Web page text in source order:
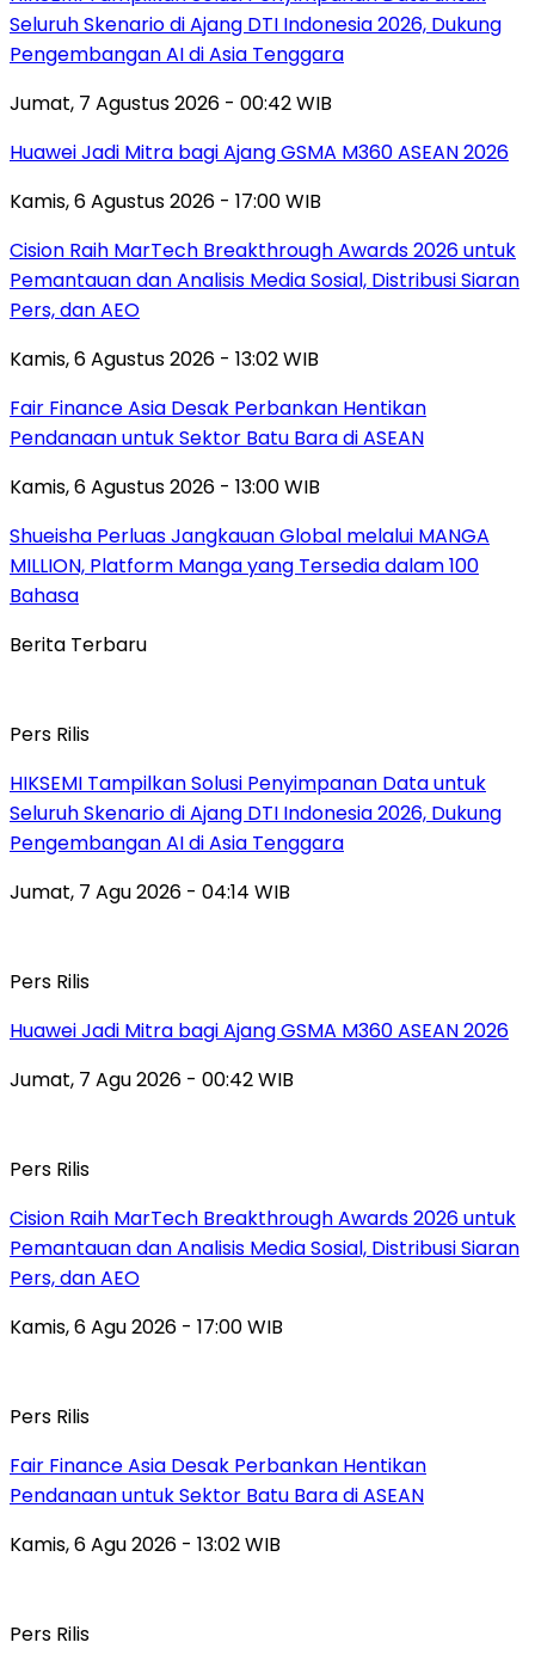
Seluruh Skenario di Ajang DTI Indonesia 2026, Dukung
Pengembangan AI di Asia Tenggara
Jumat, 7 Agustus 2026 - 00:42 WIB
Huawei Jadi Mitra bagi Ajang GSMA M360 ASEAN 2026
Kamis, 6 Agustus 2026 - 17:00 WIB
Cision Raih MarTech Breakthrough Awards 2026 untuk
Pemantauan dan Analisis Media Sosial, Distribusi Siaran
Pers, dan AEO
Kamis, 6 Agustus 2026 - 13:02 WIB
Fair Finance Asia Desak Perbankan Hentikan
Pendanaan untuk Sektor Batu Bara di ASEAN
Kamis, 6 Agustus 2026 - 13:00 WIB
Shueisha Perluas Jangkauan Global melalui MANGA
MILLION, Platform Manga yang Tersedia dalam 100
Bahasa
Berita Terbaru
Pers Rilis
HIKSEMI Tampilkan Solusi Penyimpanan Data untuk
Seluruh Skenario di Ajang DTI Indonesia 2026, Dukung
Pengembangan AI di Asia Tenggara
Jumat, 7 Agu 2026 - 04:14 WIB
Pers Rilis
Huawei Jadi Mitra bagi Ajang GSMA M360 ASEAN 2026
Jumat, 7 Agu 2026 - 00:42 WIB
Pers Rilis
Cision Raih MarTech Breakthrough Awards 2026 untuk
Pemantauan dan Analisis Media Sosial, Distribusi Siaran
Pers, dan AEO
Kamis, 6 Agu 2026 - 17:00 WIB
Pers Rilis
Fair Finance Asia Desak Perbankan Hentikan
Pendanaan untuk Sektor Batu Bara di ASEAN
Kamis, 6 Agu 2026 - 13:02 WIB
Pers Rilis